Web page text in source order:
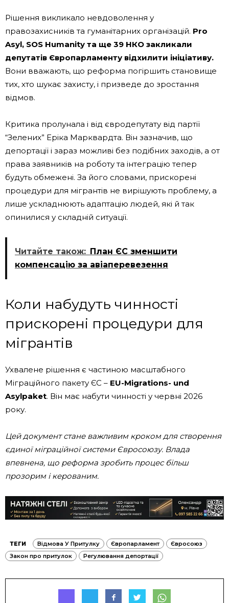
Рішення викликало невдоволення у
правозахисників та гуманітарних організацій. Pro
Asyl, SOS Humanity та ще 39 НКО закликали
депутатів Європарламенту відхилити ініціативу.
Вони вважають, що реформа погіршить становище
тих, хто шукає захисту, і призведе до зростання
відмов.
Критика пролунала і від євродепутату від партії
“Зелених” Еріка Марквардта. Він зазначив, що
депортації і зараз можливі без подібних заходів, а от
права заявників на роботу та інтеграцію тепер
будуть обмежені. За його словами, прискорені
процедури для мігрантів не вирішують проблему, а
лише ускладнюють адаптацію людей, які й так
опинилися у складній ситуації.
Читайте також: План ЄС зменшити
компенсацію за авіаперевезення
Коли набудуть чинності
прискорені процедури для
мігрантів
Ухвалене рішення є частиною масштабного
Міграційного пакету ЄС – EU-Migrations- und
Asylpaket. Він має набути чинності у червні 2026
року.
Цей документ стане важливим кроком для створення
єдиної міграційної системи Євросоюзу. Влада
впевнена, що реформа зробить процес більш
прозорим і керованим.
ТЕГИ Відмова У Притулку Європарламент
Євросоюз
Закон про притулок
Регулювання депортації